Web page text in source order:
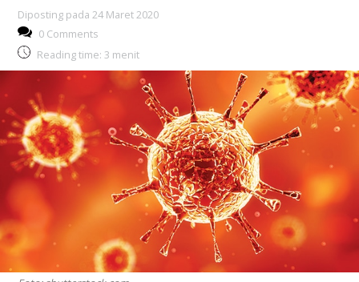
Diposting pada 24 Maret 2020
0 Comments
Reading time: 3 menit